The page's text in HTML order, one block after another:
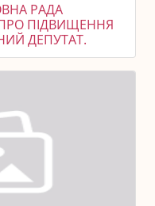
РАДА
ПІДВИЩЕННЯ
ДЕПУТАТ.